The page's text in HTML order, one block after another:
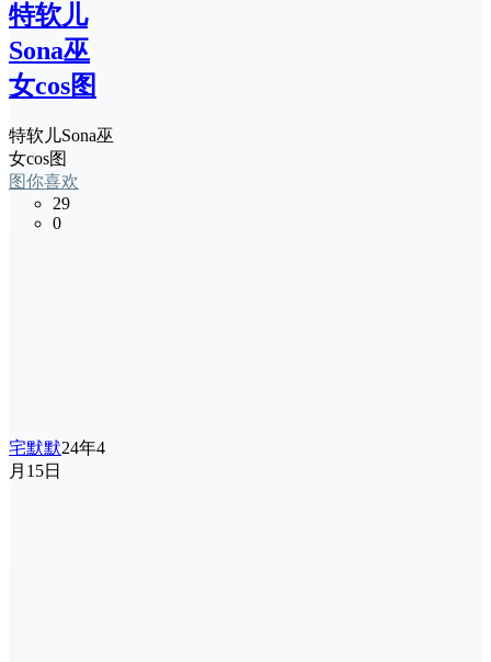
特软儿
Sona巫
女cos图
特软儿Sona巫
女cos图
图你喜欢
29
0
宅默默24年4
月15日